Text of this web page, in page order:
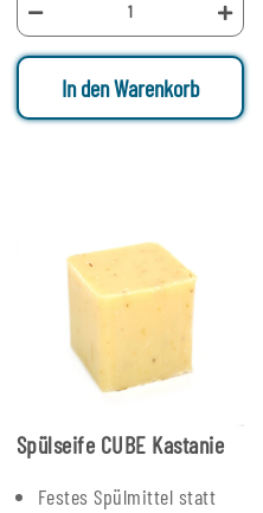
In den Warenkorb
Spülseife CUBE Kastanie
Festes Spülmittel statt